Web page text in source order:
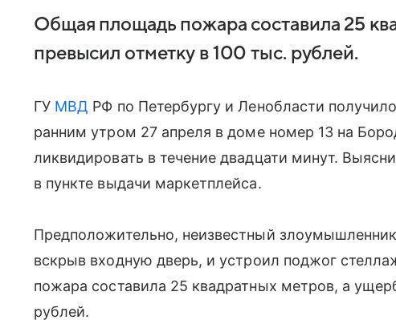
Общая площадь пожара составила 25
превысил отметку в 100 тыс. рублей.
ГУ МВД РФ по Петербургу и Ленобласти
ранним утром 27 апреля в доме номер 13 на
ликвидировать в течение двадцати минут.
в пункте выдачи маркетплейса.
Предположительно, неизвестный
вскрыв входную дверь, и устроил поджог
пожара составила 25 квадратных метров, а
рублей.